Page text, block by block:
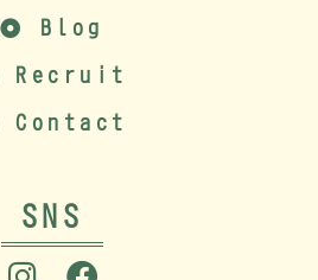
Blog
Recruit
Contact
SNS